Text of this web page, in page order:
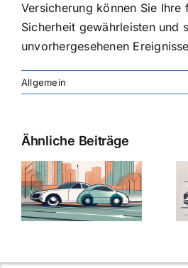
Versicherung können Sie Ihre
Sicherheit gewährleistenund
unvorhergesehenen
Allgemein
Ähnliche Beiträge